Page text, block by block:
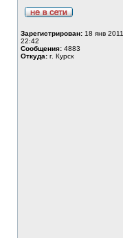
Зарегистрирован: 18 янв 2011
22:42
Сообщения: 4883
Откуда: г. Курск